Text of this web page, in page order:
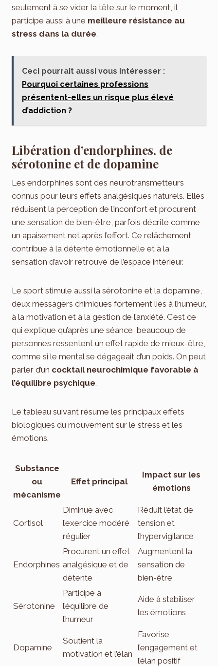
seulement à se vider la tête sur le moment, il
participe aussi à une meilleure résistance au
stress dans la durée.
Ceci pourrait aussi vous intéresser :
Pourquoi certaines professions
présentent-elles un risque plus élevé
d’addiction ?
Libération d’endorphines, de
sérotonine et de dopamine
Les endorphines sont des neurotransmetteurs
connus pour leurs effets analgésiques naturels. Elles
réduisent la perception de l’inconfort et procurent
une sensation de bien-être, parfois décrite comme
un apaisement net après l’effort. Ce relâchement
contribue à la détente émotionnelle et à la
sensation d’avoir retrouvé de l’espace intérieur.
Le sport stimule aussi la sérotonine et la dopamine,
deux messagers chimiques fortement liés à l’humeur,
à la motivation et à la gestion de l’anxiété. C’est ce
qui explique qu’après une séance, beaucoup de
personnes ressentent un effet rapide de mieux-être,
comme si le mental se dégageait d’un poids. On peut
parler d’un cocktail neurochimique favorable à
l’équilibre psychique.
Le tableau suivant résume les principaux effets
biologiques du mouvement sur le stress et les
émotions.
Substance
ou
mécanisme
Effet principal
Impact sur les
émotions
Cortisol
Diminue avec
l’exercice modéré
régulier
Réduit l’état de
tension et
l’hypervigilance
Endorphines
Procurent un effet
analgésique et de
détente
Augmentent la
sensation de
bien-être
Sérotonine
Participe à
l’équilibre de
l’humeur
Aide à stabiliser
les émotions
Dopamine
Soutient la
motivation et l’élan
Favorise
l’engagement et
l’élan positif